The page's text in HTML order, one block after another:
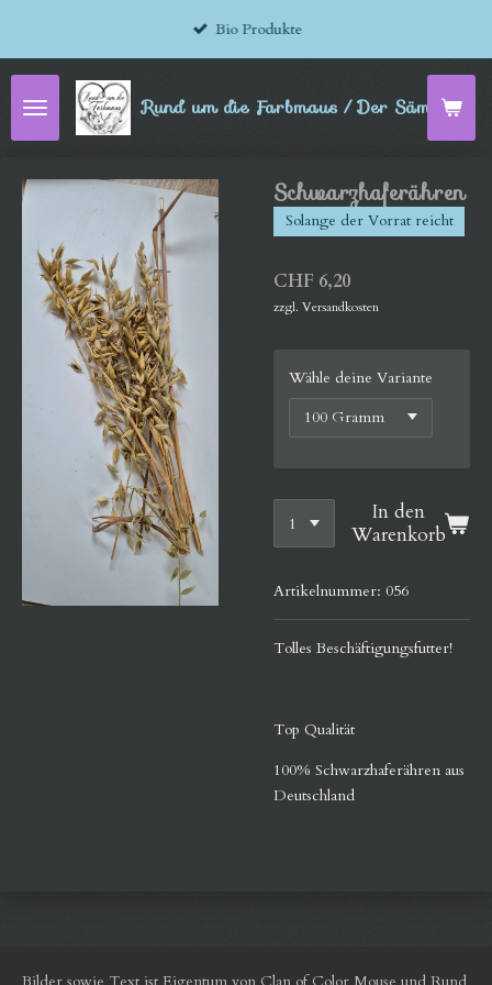
springen
Rund um die Farbmaus / Der
Bio Produkte
Schwarzhaferähren
Solange der Vorrat reicht
CHF 6,20
zzgl. Versandkosten
Wähle deine Variante
In den
Warenkorb
Artikelnummer: 056
Tolles Beschäftigungsfutter!
Top Qualität
100% Schwarzhaferähren aus
Deutschland